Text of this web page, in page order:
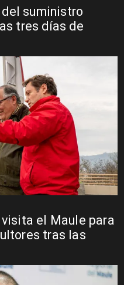
del suministro
tres días de
el Maule para
tras las